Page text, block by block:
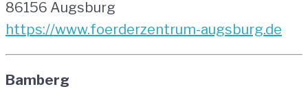
86156 Augsburg
https://www.foerderzentrum-augsburg.de
Bamberg